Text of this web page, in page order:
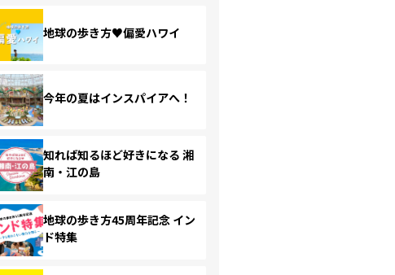
地球の歩き方♥偏愛ハワイ
今年の夏はインスパイアへ！
知れば知るほど好きになる 湘
南・江の島
地球の歩き方45周年記念 イン
ド特集